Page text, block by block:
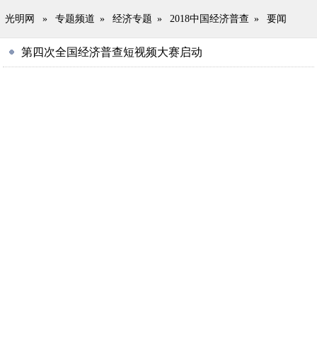
光明网 » 专题频道 » 经济专题 » 2018中国经济普查 » 要闻
第四次全国经济普查短视频大赛启动